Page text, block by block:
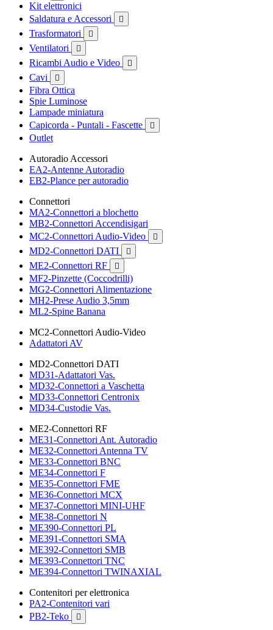
Kit elettronici
Saldatura e Accessori

Trasformatori 
Ventilatori 
Ricambi Audio e Video 
Cavi 
Fibra Ottica
Spie Luminose
Lampade miniatura
Capicorda - Puntali - Fascette

Outlet
Autoradio Accessori
EA2-Antenne Autoradio
EB2-Plance per autoradio
Connettori
MA2-Connettori a blochetto
MB2-Connettori Accendisigari
MC2-Connettori Audio-Video

MD2-Connettori DATI 
ME2-Connettori RF 
MF2-Pinzette (Coccodrilli)
MG2-Connettori Alimentazione
MH2-Prese Audio 3,5mm
ML2-Spine Banana
MC2-Connettori Audio-Video
Adattatori AV
MD2-Connettori DATI
MD31-Adattatori Vas.
MD32-Connettori a Vaschetta
MD33-Connettori Centronix
MD34-Custodie Vas.
ME2-Connettori RF
ME31-Connettori Ant. Autoradio
ME32-Connettori Antenna TV
ME33-Connettori BNC
ME34-Connettori F
ME35-Connettori FME
ME36-Connettori MCX
ME37-Connettori MINI-UHF
ME38-Connettori N
ME390-Connettori PL
ME391-Connettori SMA
ME392-Connettori SMB
ME393-Connettori TNC
ME394-Connettori TWINAXIAL
Contenitori per elettronica
PA2-Contenitori vari
PB2-Teko
